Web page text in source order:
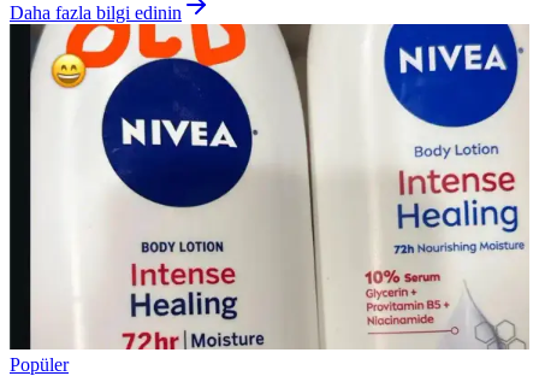
Daha fazla bilgi edinin
Popüler